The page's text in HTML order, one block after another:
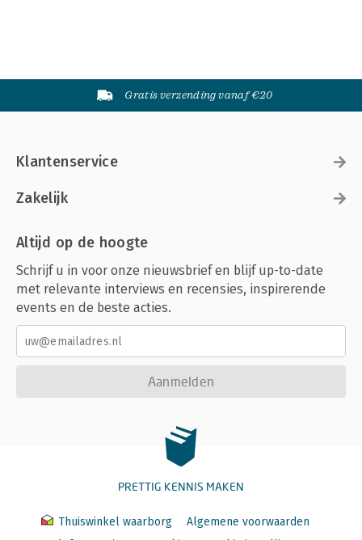
Gratis verzending vanaf €20
Klantenservice
Zakelijk
Altijd op de hoogte
Schrijf u in voor onze nieuwsbrief en blijf up-to-date
met relevante interviews en recensies, inspirerende
events en de beste acties.
Aanmelden
PRETTIG KENNIS MAKEN
Thuiswinkel waarborg
Algemene voorwaarden